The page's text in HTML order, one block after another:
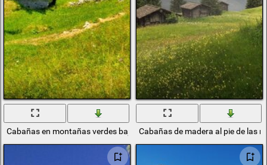
Cabañas en montañas verdes bajo un cielo azul abierto con nubes
Cabañas de madera al pie de las